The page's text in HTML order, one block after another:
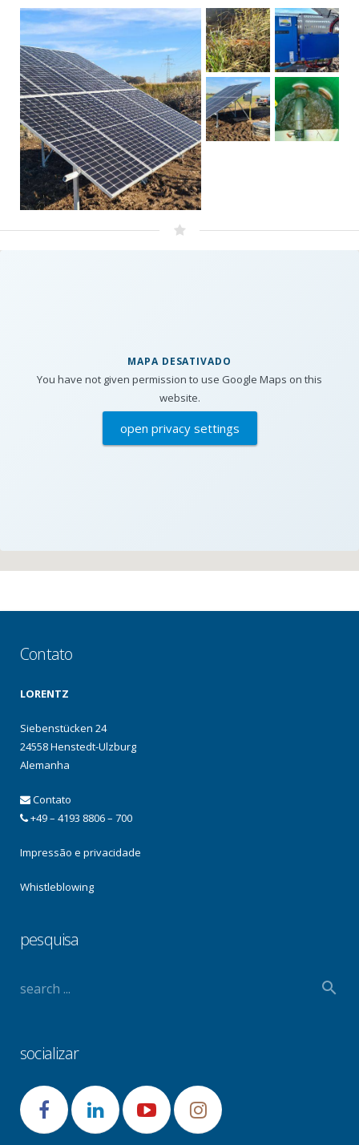
MAPA DESATIVADO
You have not given permission to use Google Maps on this
website.
open privacy settings
Contato
LORENTZ
Siebenstücken 24
24558 Henstedt-Ulzburg
Alemanha
Contato
+49 – 4193 8806 – 700
Impressão e privacidade
Whistleblowing
pesquisa
socializar